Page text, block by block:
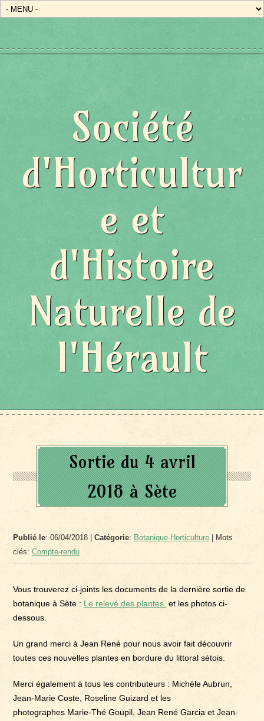
Société
d'Horticultur
e et
d'Histoire
Naturelle de
l'Hérault
Sortie du 4 avril
2018 à Sète
Publié le: 06/04/2018 |Catégorie: Botanique-Horticulture | Mots
clés:Compte-rendu
Vous trouverez ci-joints les documents de la dernière sortie de
botanique à Sète : Le relevé des plantes. et les photos ci-
dessous.
Un grand merci à Jean René pour nous avoir fait découvrir
toutes ces nouvelles plantes en bordure du littoral sétois.
Merci également à tous les contributeurs : Michèle Aubrun,
Jean-Marie Coste, Roseline Guizard et les
photographes Marie-Thé Goupil, Jean René Garcia et Jean-